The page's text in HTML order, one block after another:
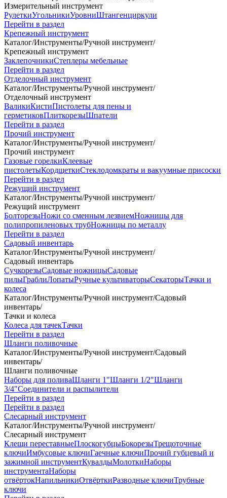
Измерительный инструмент
РулеткиУгольникиУровниШтангенциркули
Перейти в раздел
Крепежный инструмент
Каталог/Инструменты/Ручной инструмент/
Крепежный инструмент
ЗаклепочникиСтеплеры мебельные
Перейти в раздел
Отделочный инструмент
Каталог/Инструменты/Ручной инструмент/
Отделочный инструмент
ВаликиКистиПистолеты для пены и
герметиковПлиткорезыШпатели
Перейти в раздел
Прочий инструмент
Каталог/Инструменты/Ручной инструмент/
Прочий инструмент
Газовые горелкиКлеевые
пистолетыКордщеткиСтеклодомкраты и вакуумные присоски
Перейти в раздел
Режущий инструмент
Каталог/Инструменты/Ручной инструмент/
Режущий инструмент
БолторезыНожи со сменным лезвиемНожницы для
полипропиленовых трубНожницы по металлу
Перейти в раздел
Садовый инвентарь
Каталог/Инструменты/Ручной инструмент/
Садовый инвентарь
СучкорезыСадовые ножницыСадовые
пилыГраблиЛопатыРучные культиваторыСекаторыТачки и
колеса
Каталог/Инструменты/Ручной инструмент/Садовый
инвентарь/
Тачки и колеса
Колеса для тачекТачки
Перейти в раздел
Шланги поливочные
Каталог/Инструменты/Ручной инструмент/Садовый
инвентарь/
Шланги поливочные
Наборы для поливаШланги 1"Шланги 1/2"Шланги
3/4"Соединители и распылители
Перейти в раздел
Перейти в раздел
Слесарный инструмент
Каталог/Инструменты/Ручной инструмент/
Слесарный инструмент
Клещи переставныеПлоскогубцыБокорезыТрещоточные
ключиИмбусовые ключиГаечные ключиПрочий губцевый и
зажимной инструментКувалдыМолоткиНаборы
инструментаНаборы
отвёртокНапильникиОтвёрткиРазводные ключиТрубные
ключи